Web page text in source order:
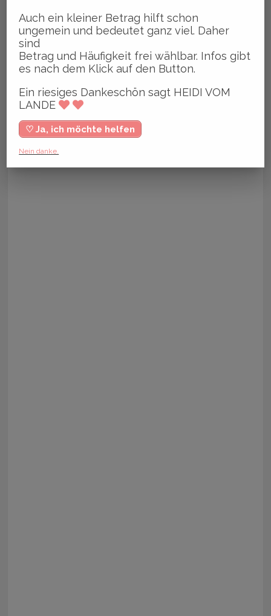
Auch ein kleiner Betrag hilft schon
ungemein und bedeutet ganz viel. Daher
sind
Betrag und Häufigkeit frei wählbar. Infos gibt
es nach dem Klick auf den Button.
Ein riesiges Dankeschön sagt HEIDI VOM
LANDE
♡ Ja, ich möchte helfen
Nein danke.